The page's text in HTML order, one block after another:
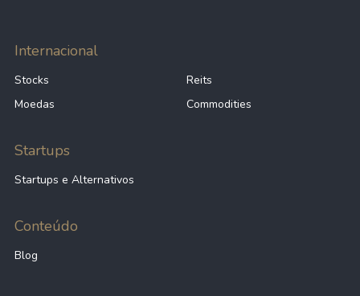
Internacional
Stocks
Reits
Moedas
Commodities
Startups
Startups e Alternativos
Conteúdo
Blog